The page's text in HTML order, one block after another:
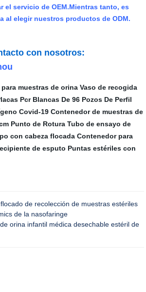
el servicio de OEM.Mientras tanto, es
al elegir nuestros productos de ODM.
con nosotros:
muestras de orina Vaso de recogida
Pcr Blancas De 96 Pozos De Perfil
Covid-19 Contenedor de muestras de
Punto de Rotura Tubo de ensayo de
con cabeza flocada Contenedor para
de esputo Puntas estériles con
de recolección de muestras estériles
de la nasofaringe
orina infantil médica desechable estéril de